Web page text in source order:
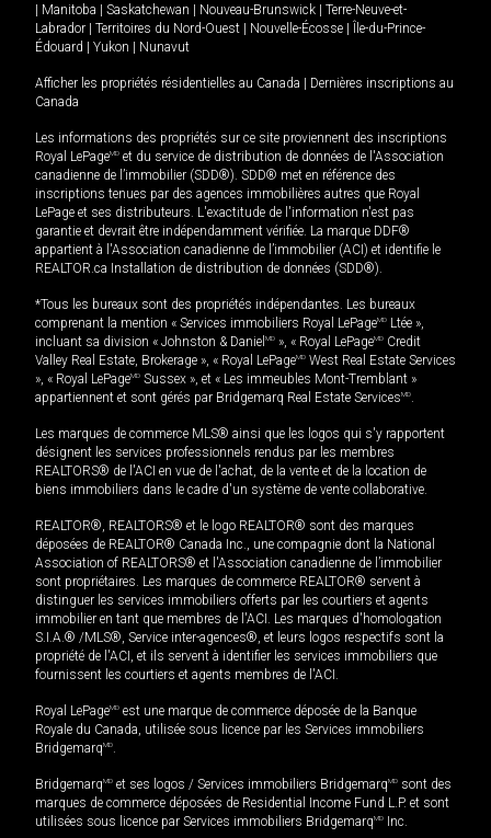
| Manitoba | Saskatchewan | Nouveau-Brunswick | Terre-Neuve-et-
Labrador | Territoires du Nord-Ouest | Nouvelle-Écosse | Île-du-Prince-
Édouard | Yukon | Nunavut
Afficher les propriétés résidentielles au Canada | Dernières inscriptions au
Canada
Les informations des propriétés sur ce site proviennent des inscriptions
Royal LePageMD et du service de distribution de données de l'Association
canadienne de l’immobilier (SDD®). SDD® met en référence des
inscriptions tenues par des agences immobilières autres que Royal
LePage et ses distributeurs. L'exactitude de l'information n'est pas
garantie et devrait être indépendamment vérifiée. La marque DDF®
appartient à l'Association canadienne de l’immobilier (ACI) et identifie le
REALTOR.ca Installation de distribution de données (SDD®).
*Tous les bureaux sont des propriétés indépendantes. Les bureaux
comprenant la mention « Services immobiliers Royal LePageMD Ltée »,
incluant sa division « Johnston & Daniel MD », « Royal LePageMD Credit
Valley Real Estate, Brokerage », « Royal LePageMD West Real Estate Services
», « Royal LePageMD Sussex », et « Les immeubles Mont-Tremblant »
appartiennent et sont gérés par Bridgemarq Real Estate ServicesMD
Les marques de commerce MLS® ainsi que les logos qui s'y rapportent
désignent les services professionnels rendus par les membres
REALTORS® de l'ACI en vue de l'achat, de la vente et de la location de
biens immobiliers dans le cadre d'un système de vente collaborative.
REALTOR®, REALTORS® et le logo REALTOR® sont des marques
déposées de REALTOR® Canada Inc., une compagnie dont la National
Association of REALTORS® et l'Association canadienne de l’immobilier
sont propriétaires. Les marques de commerce REALTOR® servent à
distinguer les services immobiliers offerts par les courtiers et agents
immobilier en tant que membres de l'ACI. Les marques d'homologation
S.I.A.® /MLS®, Service inter-agences®, et leurs logos respectifs sont la
propriété de l'ACI, et ils servent à identifier les services immobiliers que
fournissent les courtiers et agents membres de l'ACI.
Royal LePageMD est une marque de commerce déposée de la Banque
Royale du Canada, utilisée sous licence par les Services immobiliers
BridgemarqMD
BridgemarqMD et ses logos / Services immobiliers BridgemarqMD sont des
marques de commerce déposées de Residential Income Fund L.P. et sont
utilisées sous licence par Services immobiliers BridgemarqMD Inc.